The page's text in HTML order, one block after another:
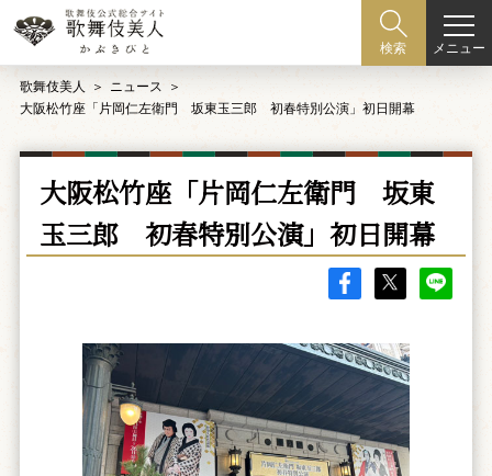
検索 メニュー
歌舞伎美人
ニュース
大阪松竹座「片岡仁左衛門 坂東玉三郎 初春特別公演」初日開幕
大阪松竹座「片岡仁左衛門 坂東
玉三郎 初春特別公演」初日開幕